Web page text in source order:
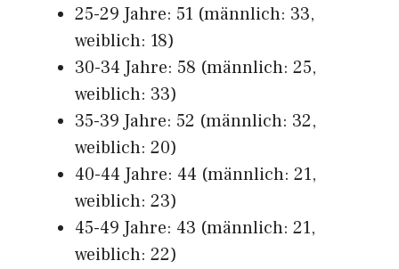
25-29 Jahre: 51 (männlich: 33,
weiblich: 18)
30-34 Jahre: 58 (männlich: 25,
weiblich: 33)
35-39 Jahre: 52 (männlich: 32,
weiblich: 20)
40-44 Jahre: 44 (männlich: 21,
weiblich: 23)
45-49 Jahre: 43 (männlich: 21,
weiblich: 22)